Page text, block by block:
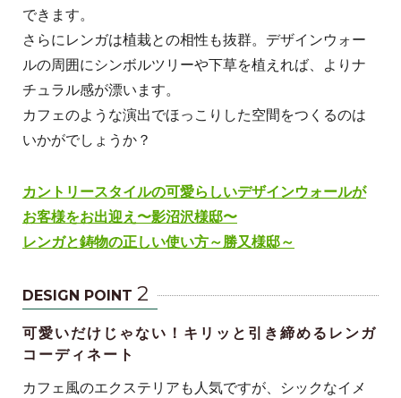
できます。
さらにレンガは植栽との相性も抜群。デザインウォー
ルの周囲にシンボルツリーや下草を植えれば、よりナ
チュラル感が漂います。
カフェのような演出でほっこりした空間をつくるのは
いかがでしょうか？
カントリースタイルの可愛らしいデザインウォールが
お客様をお出迎え〜影沼沢様邸〜
レンガと鋳物の正しい使い方～勝又様邸～
DESIGN POINT 2
可愛いだけじゃない！キリッと引き締めるレンガ
コーディネート
カフェ風のエクステリアも人気ですが、シックなイメ